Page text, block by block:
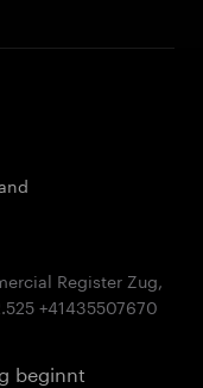
Register Zug,
beginnt